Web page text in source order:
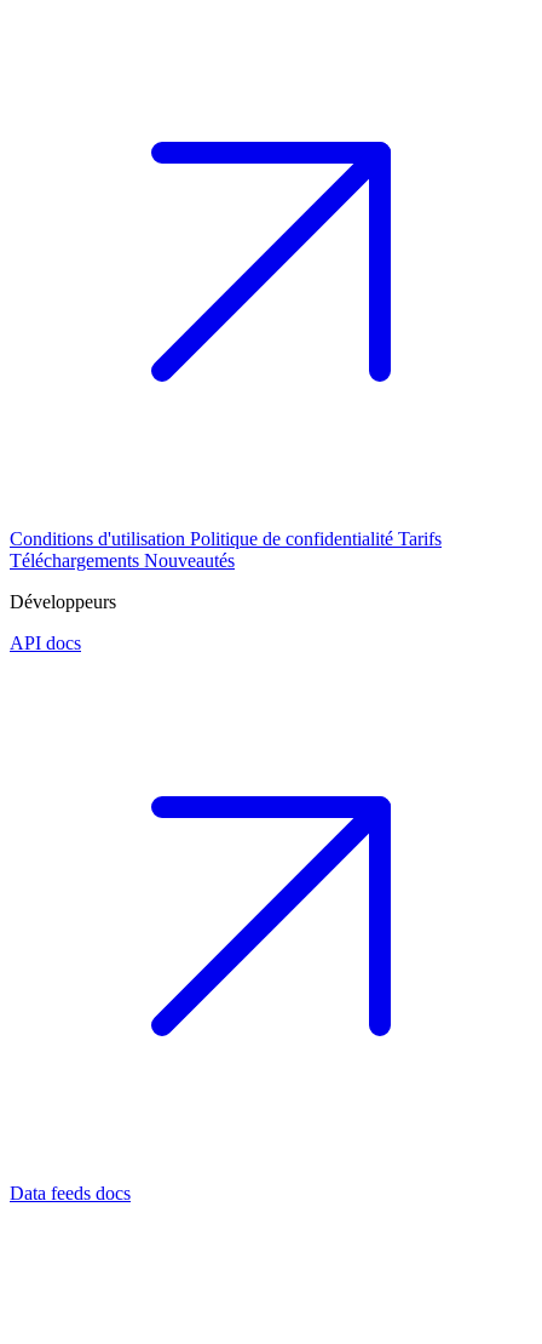
Conditions d'utilisation Politique de confidentialité Tarifs
Téléchargements Nouveautés
Développeurs
API docs
Data feeds docs